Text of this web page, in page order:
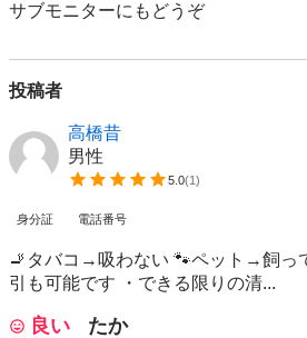
サブモニターにもどうぞ
投稿者
高橋昔
男性
5.0(1)
身分証 電話番号
🚬タバコ→吸わない 🐾ペット→飼っ
引も可能です ・できる限りの清...
良い たか